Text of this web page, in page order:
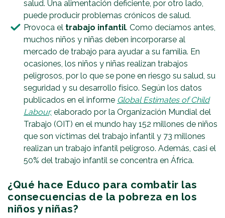
salud. Una alimentación deficiente, por otro lado,
puede producir problemas crónicos de salud.
Provoca el trabajo infantil. Como decíamos antes,
muchos niños y niñas deben incorporarse al
mercado de trabajo para ayudar a su familia. En
ocasiones, los niños y niñas realizan trabajos
peligrosos, por lo que se pone en riesgo su salud, su
seguridad y su desarrollo físico. Según los datos
publicados en el informe Global Estimates of Child
Labour, elaborado por la Organización Mundial del
Trabajo (OIT) en el mundo hay 152 millones de niños
que son víctimas del trabajo infantil y 73 millones
realizan un trabajo infantil peligroso. Además, casi el
50% del trabajo infantil se concentra en África.
¿Qué hace Educo para combatir las
consecuencias de la pobreza en los
niños y niñas?